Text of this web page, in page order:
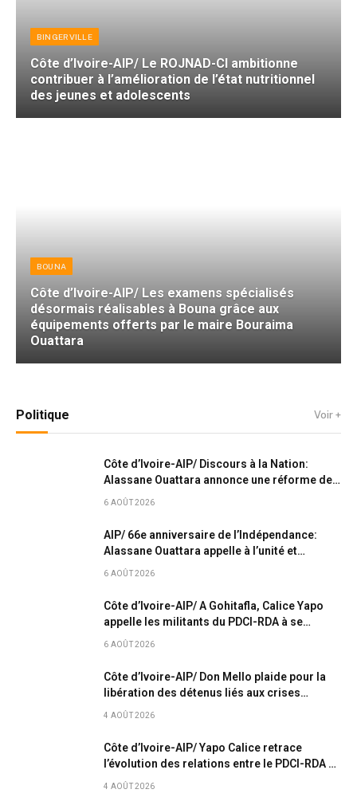
BINGERVILLE
Côte d’Ivoire-AIP/ Le ROJNAD-CI ambitionne
contribuer à l’amélioration de l’état nutritionnel
des jeunes et adolescents
BOUNA
Côte d’Ivoire-AIP/ Les examens spécialisés
désormais réalisables à Bouna grâce aux
équipements offerts par le maire Bouraima
Ouattara
Politique Voir +
Côte d’Ivoire-AIP/ Discours à la Nation:
Alassane Ouattara annonce une réforme de
la gouvernance électorale et la grâce de 4
6 AOÛT 2026
AIP/ 66e anniversaire de l’Indépendance:
Alassane Ouattara appelle à l’unité et
réaffirme les ambitions de développement
6 AOÛT 2026
Côte d’Ivoire-AIP/ A Gohitafla, Calice Yapo
appelle les militants du PDCI-RDA à se
mobiliser autour de Tidjane Thiam
6 AOÛT 2026
Côte d’Ivoire-AIP/ Don Mello plaide pour la
libération des détenus liés aux crises
politiques avant la fête de l’Indépendance
4 AOÛT 2026
Côte d’Ivoire-AIP/ Yapo Calice retrace
l’évolution des relations entre le PDCI-RDA et
le RHDP
4 AOÛT 2026